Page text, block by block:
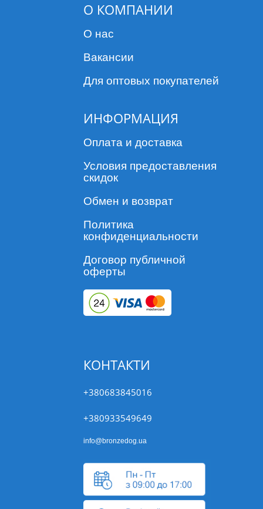
О КОМПАНИИ
О нас
Вакансии
Для оптовых покупателей
ИНФОРМАЦИЯ
Оплата и доставка
Условия предоставления
скидок
Обмен и возврат
Политика
конфиденциальности
Договор публичной
оферты
КОНТАКТИ
+380683845016
+380933549649
info@bronzedog.ua